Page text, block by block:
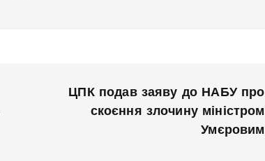
ЦПК подав заяву до НАБУ про
скоєння злочину міністром
Умєровим